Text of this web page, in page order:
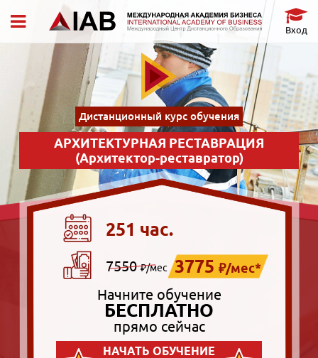
Вход
Дистанционный курс обучения
АРХИТЕКТУРНАЯ РЕСТАВРАЦИЯ
(Архитектор-реставратор)
251 час.
7550₽/мес 3775 ₽/мес*
Начните обучение
БЕСПЛАТНО
прямо сейчас
НАЧАТЬ ОБУЧЕНИЕ